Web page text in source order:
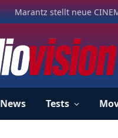
Marantz stellt neue
News Tests